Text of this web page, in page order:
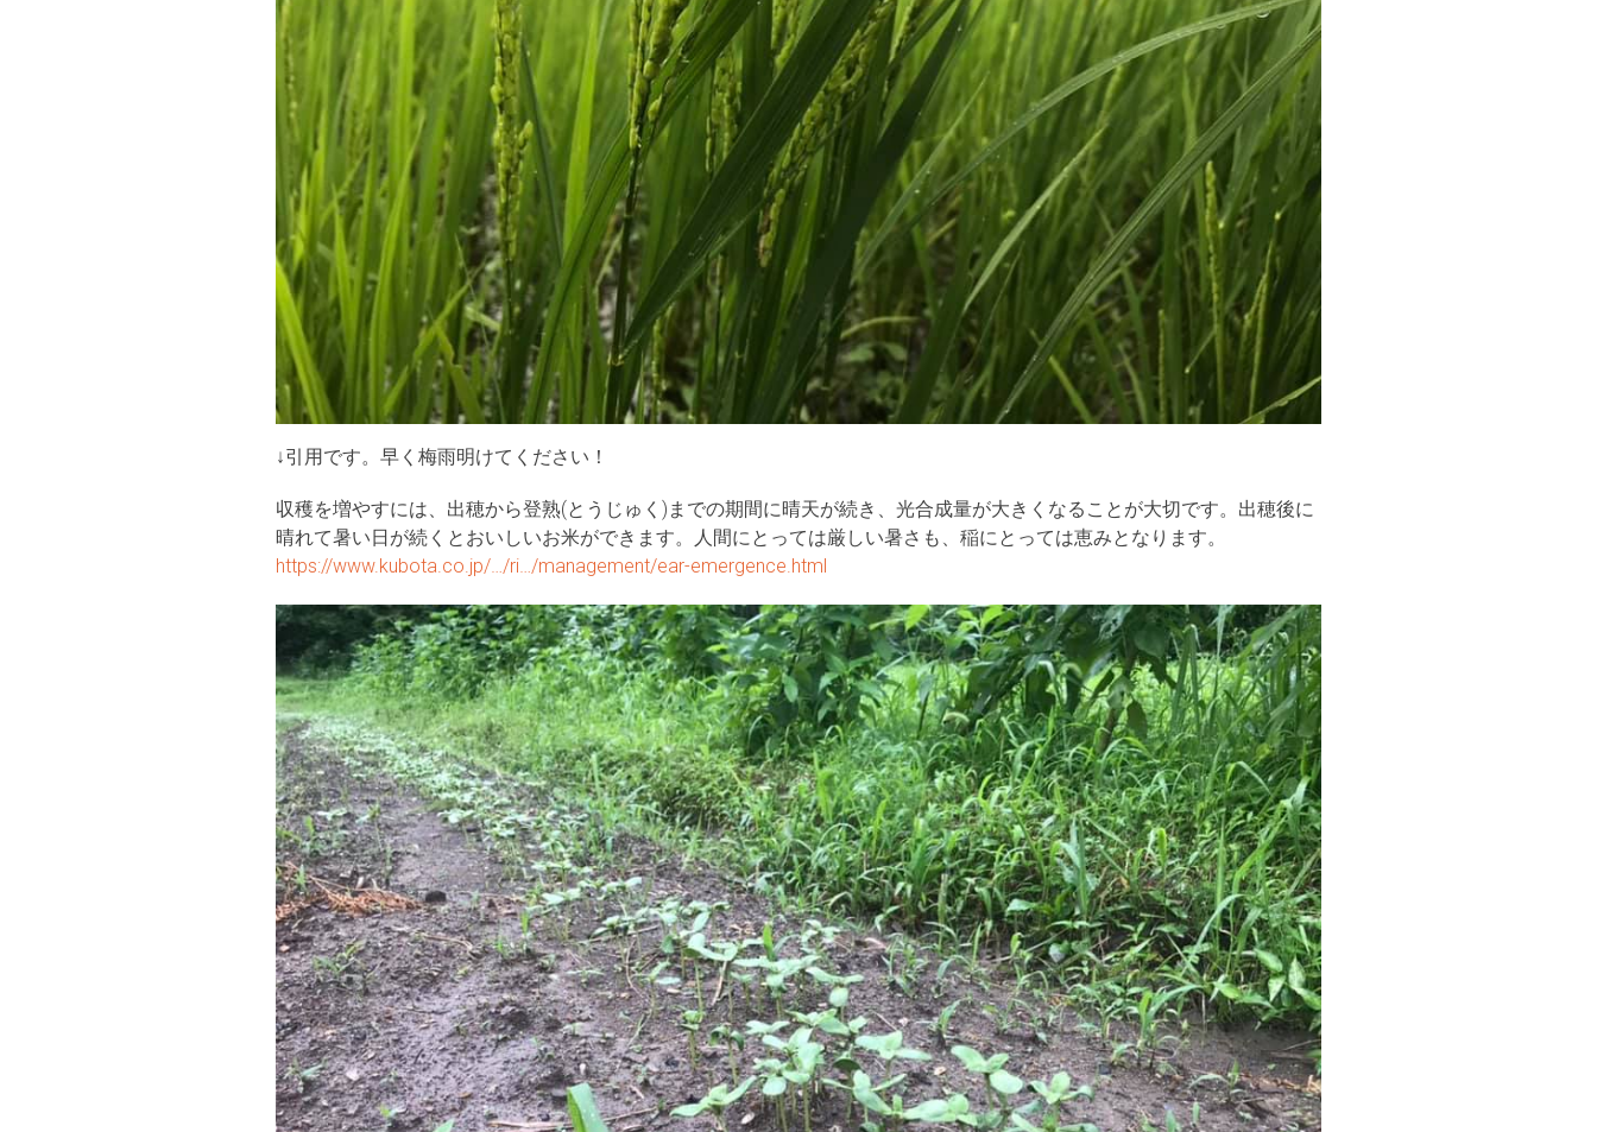
↓引用です。早く梅雨明けてください！
収穫を増やすには、出穂から登熟(とうじゅく)までの期間に晴天が続き、光合成量が大きくなることが大切です。出穂後に
晴れて暑い日が続くとおいしいお米ができます。人間にとっては厳しい暑さも、稲にとっては恵みとなります。
https://www.kubota.co.jp/…/ri…/management/ear-emergence.html